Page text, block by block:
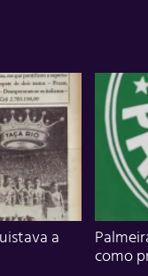
a
como